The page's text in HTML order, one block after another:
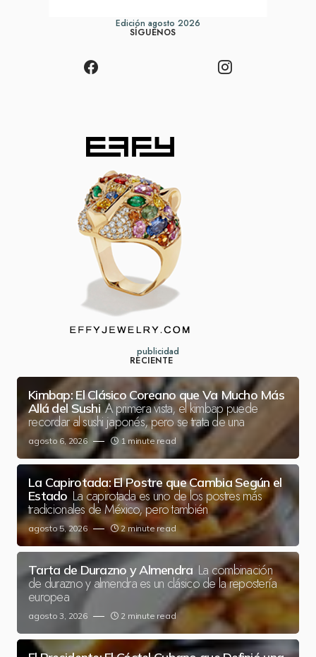
Edición agosto 2026
SÍGUENOS
publicidad
RECIENTE
Kimbap: El Clásico Coreano que Va Mucho Más
Allá del Sushi A primera vista, el kimbap puede
recordar al sushi japonés, pero se trata de una
agosto 6, 2026 1 minute read
La Capirotada: El Postre que Cambia Según el
Estado La capirotada es uno de los postres más
tradicionales de México, pero también
agosto 5, 2026 2 minute read
Tarta de Durazno y Almendra La combinación
de durazno y almendra es un clásico de la repostería
europea
agosto 3, 2026 2 minute read